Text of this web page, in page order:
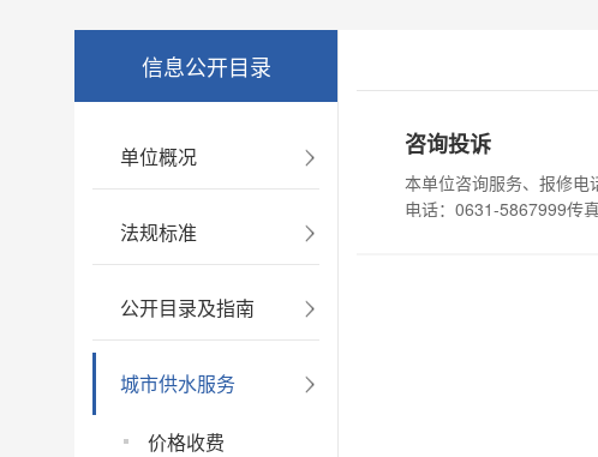
信息公开目录
单位概况
法规标准
公开目录及指南
城市供水服务
价格收费
咨询投诉
本单位咨询服务、报修
电话：0631-5867999传